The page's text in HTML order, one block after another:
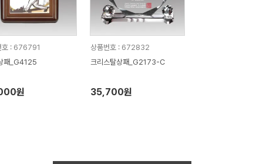
호 : 676791
패_G4125
원
상품번호 : 672832
크리스탈상패_G2173-C
35,700원